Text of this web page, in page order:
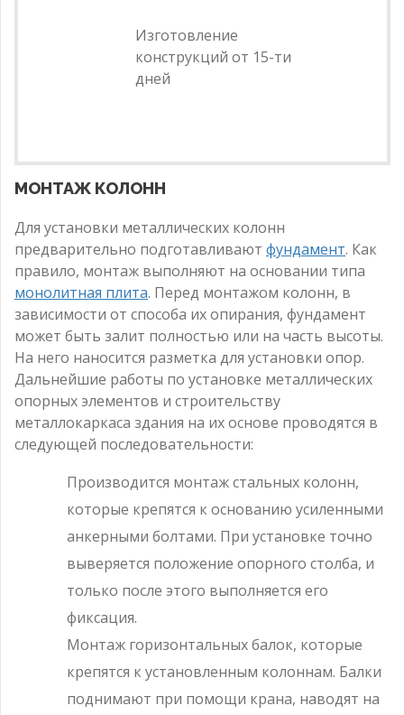
Изготовление
конструкций от 15-ти
дней
МОНТАЖ КОЛОНН
Для установки металлических колонн
предварительно подготавливают фундамент. Как
правило, монтаж выполняют на основании типа
монолитная плита. Перед монтажом колонн, в
зависимости от способа их опирания, фундамент
может быть залит полностью или на часть высоты.
На него наносится разметка для установки опор.
Дальнейшие работы по установке металлических
опорных элементов и строительству
металлокаркаса здания на их основе проводятся в
следующей последовательности:
Производится монтаж стальных колонн,
которые крепятся к основанию усиленными
анкерными болтами. При установке точно
выверяется положение опорного столба, и
только после этого выполняется его
фиксация.
Монтаж горизонтальных балок, которые
крепятся к установленным колоннам. Балки
поднимают при помощи крана, наводят на